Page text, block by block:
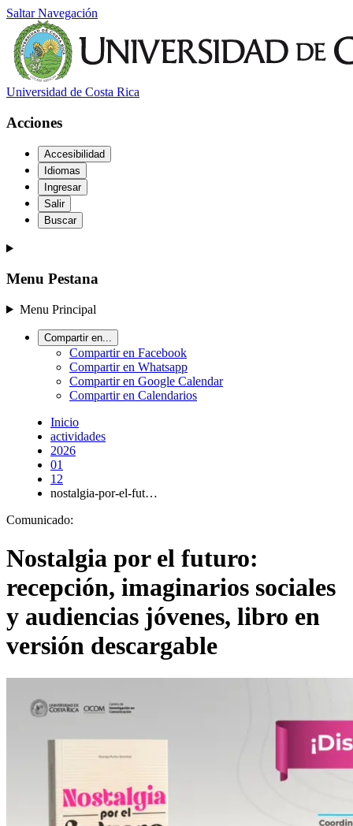
Saltar Navegación
Universidad de Costa Rica
Acciones
Accesibilidad
Idiomas
Ingresar
Salir
Buscar
Menu Pestana
Menu Principal
Compartir en...
Compartir en Facebook
Compartir en Whatsapp
Compartir en Google Calendar
Compartir en Calendarios
Inicio
actividades
2026
01
12
nostalgia-por-el-fut…
Comunicado:
Nostalgia por el futuro:
recepción, imaginarios sociales
y audiencias jóvenes, libro en
versión descargable